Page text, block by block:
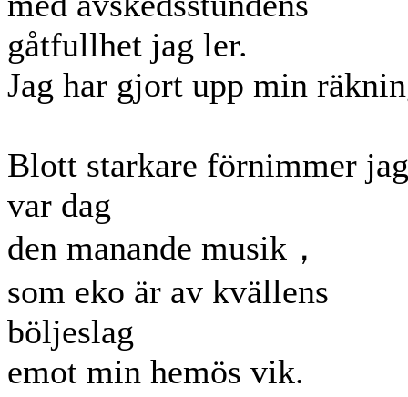
gåtfullhet jag ler.
Jag har gjort upp min
Blott starkare förnimmer jag
var dag
den manande musik，
som eko är av kvällens
böljeslag
emot min hemös vik.